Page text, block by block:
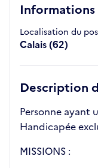
Informations
Localisation du
Calais (62)
Description
Personne ayant
Handicapée
MISSIONS :